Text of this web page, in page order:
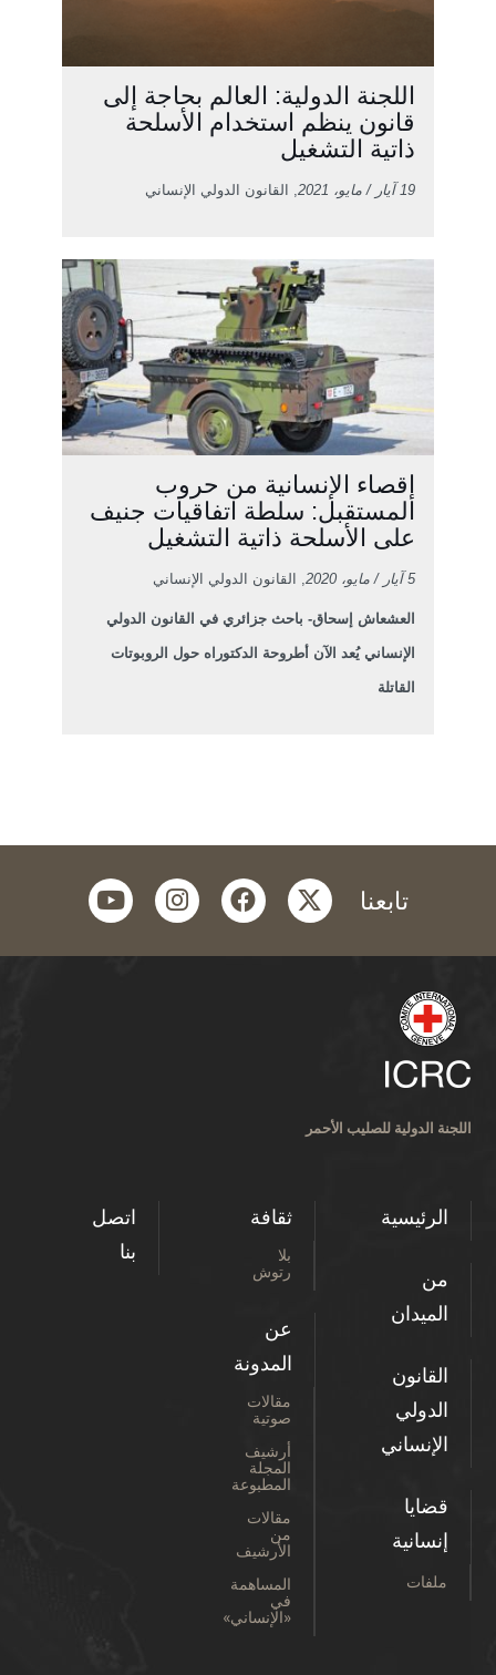
اللجنة الدولية: العالم بحاجة إلى
قانون ينظم استخدام الأسلحة
ذاتية التشغيل
19 آيار / مايو، 2021 , القانون الدولي الإنساني
إقصاء الإنسانية من حروب
المستقبل: سلطة اتفاقيات جنيف
على الأسلحة ذاتية التشغيل
5 آيار / مايو، 2020 , القانون الدولي الإنساني
العشعاش إسحاق- باحث جزائري في القانون الدولي
الإنساني يُعد الآن أطروحة الدكتوراه حول الروبوتات
القاتلة
تابعنا twitter
facebook
instagram
youtube
اللجنة الدولية للصليب الأحمر
الرئيسية
من
الميدان
القانون
الدولي
الإنساني
قضايا
إنسانية
ملفات
ثقافة
بلا
رتوش
عن
المدونة
مقالات
صوتية
أرشيف
المجلة
المطبوعة
مقالات
من
الأرشيف
المساهمة
في
«الإنساني»
اتصل
بنا